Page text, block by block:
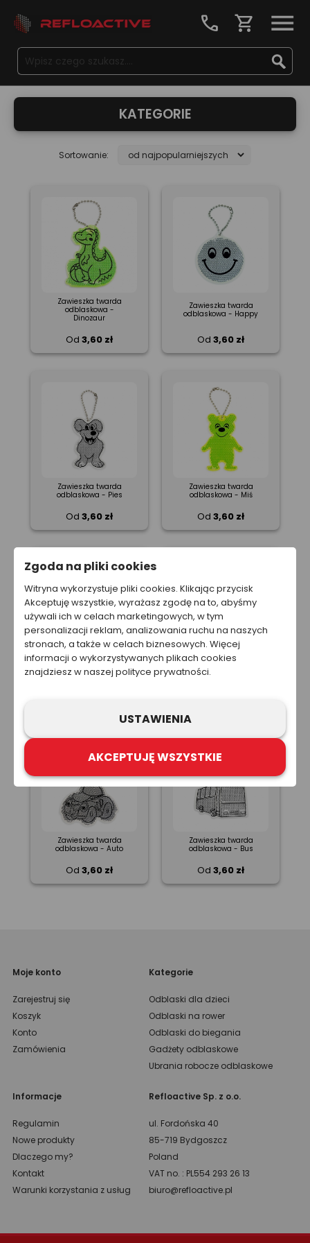
call shopping_cart
KATEGORIE
Sortowanie:
Zawieszka twarda
odblaskowa -
Dinozaur
Od 3,60 zł
Zawieszka twarda
odblaskowa - Happy
Od 3,60 zł
Zawieszka twarda
odblaskowa - Pies
Od 3,60 zł
Zawieszka twarda
odblaskowa - Miś
Od 3,60 zł
Zawieszka twarda
odblaskowa - Sowa
Zawieszka twarda
odblaskowa - Kot
Zawieszka twarda
odblaskowa - Auto
Od 3,60 zł
Zawieszka twarda
odblaskowa - Bus
Od 3,60 zł
Moje konto
Zarejestruj się
Koszyk
Konto
Zamówienia
Kategorie
Odblaski dla dzieci
Odblaski na rower
Odblaski do biegania
Gadżety odblaskowe
Ubrania robocze odblaskowe
Informacje
Regulamin
Nowe produkty
Dlaczego my?
Kontakt
Warunki korzystania z usług
Refloactive Sp. z o.o.
ul. Fordońska 40
85-719 Bydgoszcz
Poland
VAT no. : PL554 293 26 13
biuro@refloactive.pl
Zgoda na pliki cookies
Witryna wykorzystuje pliki cookies. Klikając przycisk
Akceptuję wszystkie, wyrażasz zgodę na to, abyśmy
używali ich w celach marketingowych, w tym
personalizacji reklam, analizowania ruchu na naszych
stronach, a także w celach biznesowych. Więcej
informacji o wykorzystywanych plikach cookies
znajdziesz w naszej polityce prywatności.
USTAWIENIA
AKCEPTUJĘ WSZYSTKIE